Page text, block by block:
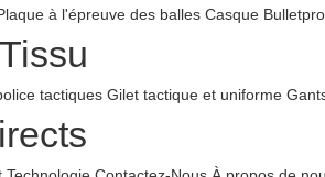
à l'épreuve des balles Casque
tactiques Gilet tactique et uniforme